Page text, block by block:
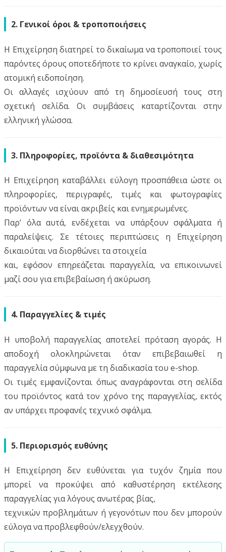
2. Γενικοί όροι & τροποποιήσεις
Η Επιχείρηση διατηρεί το δικαίωμα να τροποποιεί τους
παρόντες όρους οποτεδήποτε το κρίνει αναγκαίο, χωρίς
ατομική ειδοποίηση.
Οι αλλαγές ισχύουν από τη δημοσίευσή τους στη
σχετική σελίδα. Οι συμβάσεις καταρτίζονται στην
ελληνική γλώσσα.
3. Πληροφορίες, προϊόντα & διαθεσιμότητα
Η Επιχείρηση καταβάλλει εύλογη προσπάθεια ώστε οι
πληροφορίες, περιγραφές, τιμές και φωτογραφίες
προϊόντων να είναι ακριβείς και ενημερωμένες.
Παρ’ όλα αυτά, ενδέχεται να υπάρξουν σφάλματα ή
παραλείψεις. Σε τέτοιες περιπτώσεις η Επιχείρηση
δικαιούται να διορθώνει τα στοιχεία
και, εφόσον επηρεάζεται παραγγελία, να επικοινωνεί
μαζί σου για επιβεβαίωση ή ακύρωση.
4. Παραγγελίες & τιμές
Η υποβολή παραγγελίας αποτελεί πρόταση αγοράς. Η
αποδοχή ολοκληρώνεται όταν επιβεβαιωθεί η
παραγγελία σύμφωνα με τη διαδικασία του e-shop.
Οι τιμές εμφανίζονται όπως αναγράφονται στη σελίδα
του προϊόντος κατά τον χρόνο της παραγγελίας, εκτός
αν υπάρχει προφανές τεχνικό σφάλμα.
5. Περιορισμός ευθύνης
Η Επιχείρηση δεν ευθύνεται για τυχόν ζημία που
μπορεί να προκύψει από καθυστέρηση εκτέλεσης
παραγγελίας για λόγους ανωτέρας βίας,
τεχνικών προβλημάτων ή γεγονότων που δεν μπορούν
εύλογα να προβλεφθούν/ελεγχθούν.